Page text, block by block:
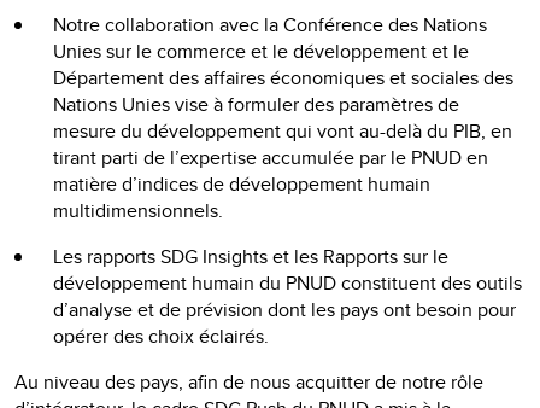
Notre collaboration avec la Conférence des Nations
Unies sur le commerce et le développement et le
Département des affaires économiques et sociales des
Nations Unies vise à formuler des paramètres de
mesure du développement qui vont au-delà du PIB, en
tirant parti de l’expertise accumulée par le PNUD en
matière d’indices de développement humain
multidimensionnels.
Les rapports SDG Insights et les Rapports sur le
développement humain du PNUD constituent des outils
d’analyse et de prévision dont les pays ont besoin pour
opérer des choix éclairés.
Au niveau des pays, afin de nous acquitter de notre rôle